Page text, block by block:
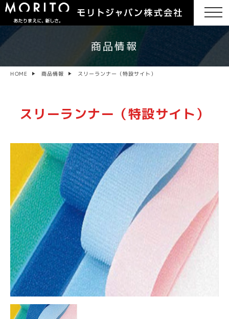
商品情報
HOME 商品情報 スリーランナー（特設サイト）
スリーランナー（特設サイト）